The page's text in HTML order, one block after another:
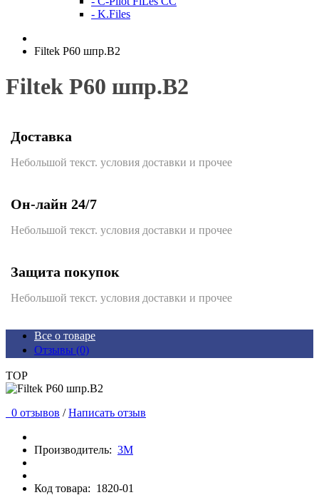
- K.Files
Filtek P60 шпр.В2
Filtek P60 шпр.В2
Доставка
Небольшой текст. условия доставки и прочее
Он-лайн 24/7
Небольшой текст. условия доставки и прочее
Защита покупок
Небольшой текст. условия доставки и прочее
Все о товаре
Отзывы (0)
TOP
0 отзывов / Написать отзыв
Производитель: 3М
Код товара: 1820-01